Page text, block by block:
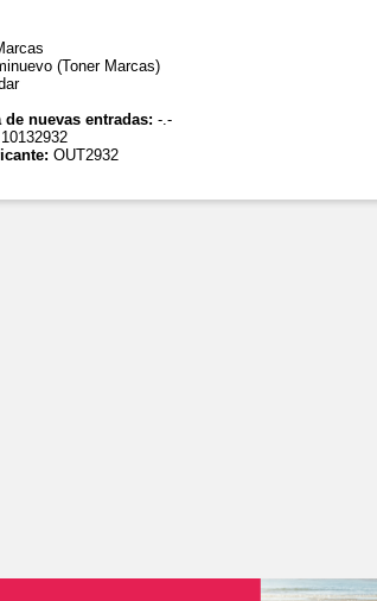
(Toner Marcas)
de nuevas entradas: -.-
10132932
OUT2932